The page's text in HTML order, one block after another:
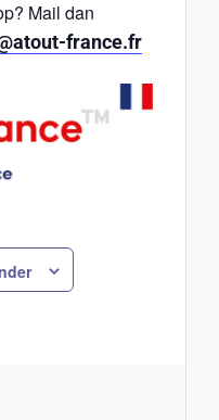
Mail dan
france.fr